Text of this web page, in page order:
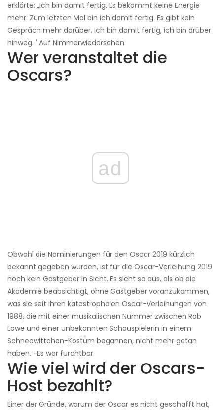
erklärte: „Ich bin damit fertig. Es bekommt keine Energie
mehr. Zum letzten Mal bin ich damit fertig. Es gibt kein
Gespräch mehr darüber. Ich bin damit fertig, ich bin drüber
hinweg. ' Auf Nimmerwiedersehen.
Wer veranstaltet die
Oscars?
ad
Obwohl die Nominierungen für den Oscar 2019 kürzlich
bekannt gegeben wurden, ist für die Oscar-Verleihung 2019
noch kein Gastgeber in Sicht. Es sieht so aus, als ob die
Akademie beabsichtigt, ohne Gastgeber voranzukommen,
was sie seit ihren katastrophalen Oscar-Verleihungen von
1988, die mit einer musikalischen Nummer zwischen Rob
Lowe und einer unbekannten Schauspielerin in einem
Schneewittchen-Kostüm begannen, nicht mehr getan
haben. -Es war furchtbar.
Wie viel wird der Oscars-
Host bezahlt?
Einer der Gründe, warum der Oscar es nicht geschafft hat,